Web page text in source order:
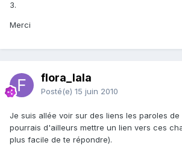
3.
Merci
flora_lala
Posté(e) 15 juin 2010
Je suis allée voir sur des liens les paroles
pourrais d'ailleurs mettre un lien vers ces
plus facile de te répondre).